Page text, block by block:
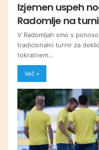
Izjemen uspeh
Radomlje na
V Radomljah smo s
tradicionalni turnir za
tokratnem…
Več »